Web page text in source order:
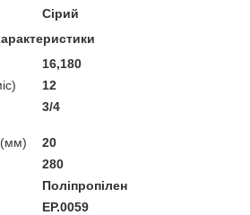
Сірий
16,180
12
3/4
(мм)
20
280
Поліпропілен
EP.0059